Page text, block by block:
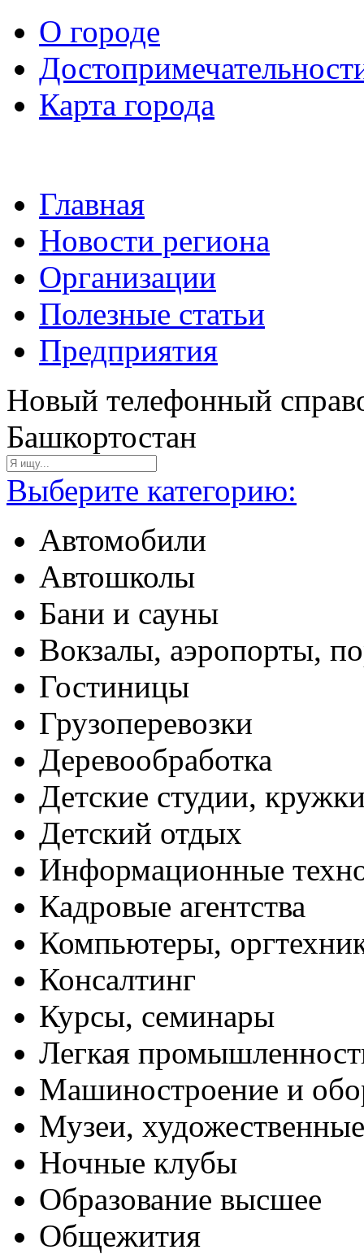
О городе
Карта города
Главная
Новости региона
Организации
Полезные статьи
Предприятия
Новый телефонный
Башкортостан
Выберите категорию:
Автомобили
Автошколы
Бани и сауны
Вокзалы, аэропорты,
Гостиницы
Грузоперевозки
Деревообработка
Детские студии,
Детский отдых
Информационные
Кадровые агентства
Компьютеры,
Консалтинг
Курсы, семинары
Легкая
Машиностроение и
Музеи,
Ночные клубы
Образование высшее
Общежития